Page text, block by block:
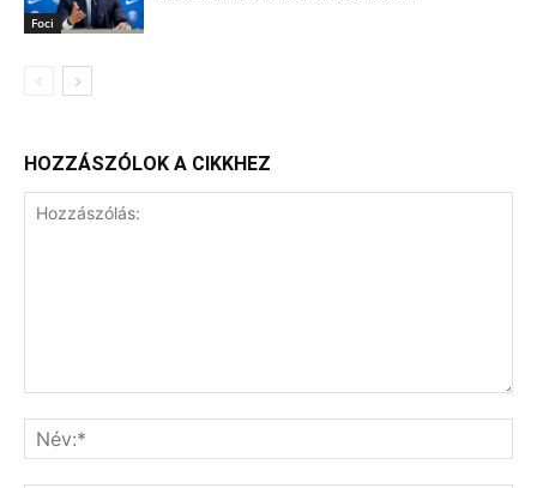
Foci
HOZZÁSZÓLOK A CIKKHEZ